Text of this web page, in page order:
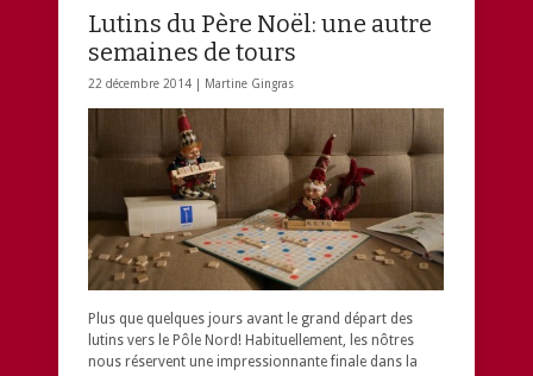
Lutins du Père Noël: une autre
semaines de tours
22 décembre 2014 | Martine Gingras
Plus que quelques jours avant le grand départ des
lutins vers le Pôle Nord! Habituellement, les nôtres
nous réservent une impressionnante finale dans la